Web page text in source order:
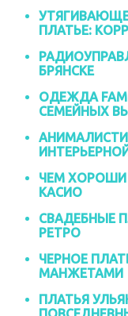
ПЛАТЬЕ:
БРЯНСКЕ
ОДЕЖДА
СЕМЕЙНЫХ
ЧЕМ ХОРОШИ
КАСИО
СВАДЕБНЫЕ
РЕТРО
ЧЕРНОЕ
МАНЖЕТАМИ
ПЛАТЬЯ